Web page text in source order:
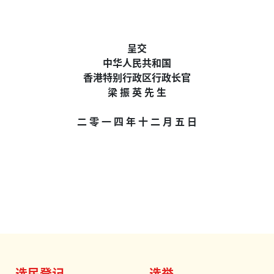
呈交
中华人民共和国
香港特别行政区行政长官
梁 振 英 先 生
二 零 一 四 年 十 二 月 五 日